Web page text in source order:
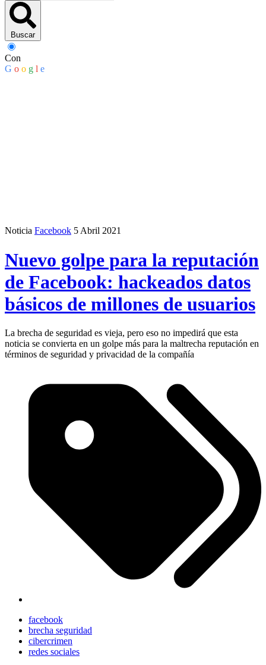
Buscar
Con
G o o g l e
Noticia Facebook 5 Abril 2021
Nuevo golpe para la reputación
de Facebook: hackeados datos
básicos de millones de usuarios
La brecha de seguridad es vieja, pero eso no impedirá que esta
noticia se convierta en un golpe más para la maltrecha reputación en
términos de seguridad y privacidad de la compañía
facebook
brecha seguridad
cibercrimen
redes sociales